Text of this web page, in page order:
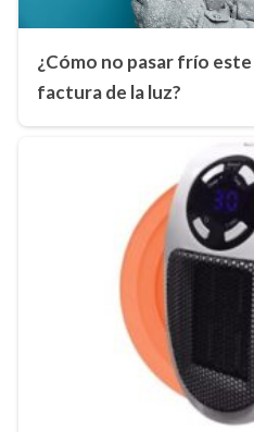
¿Cómo no pasar frío
factura de la luz?